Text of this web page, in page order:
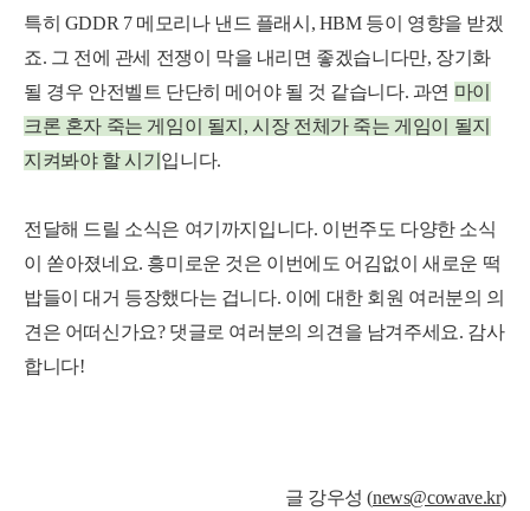
특히 GDDR 7 메모리나 낸드 플래시, HBM 등이 영향을 받겠
죠. 그 전에 관세 전쟁이 막을 내리면 좋겠습니다만, 장기화
될 경우 안전벨트 단단히 메어야 될 것 같습니다. 과연 마이
크론 혼자 죽는 게임이 될지, 시장 전체가 죽는 게임이 될지
지켜봐야 할 시기 입니다.
전달해 드릴 소식은 여기까지입니다. 이번주도 다양한 소식
이 쏟아졌네요. 흥미로운 것은 이번에도 어김없이 새로운 떡
밥들이 대거 등장했다는 겁니다. 이에 대한 회원 여러분의 의
견은 어떠신가요? 댓글로 여러분의 의견을 남겨주세요. 감사
합니다!
글 강우성 (news@cowave.kr)